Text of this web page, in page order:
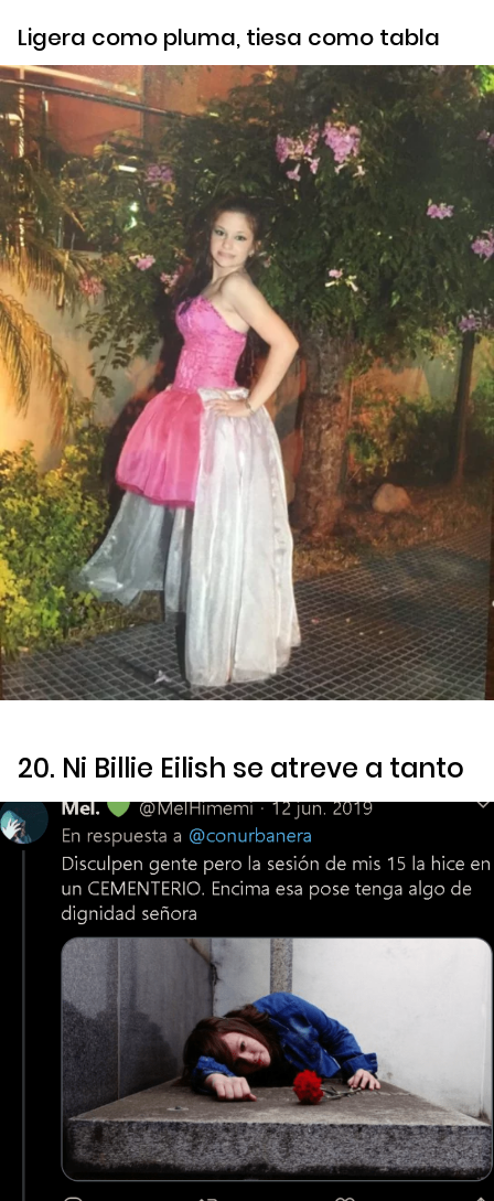
Ligera como pluma, tiesa como tabla
20. Ni Billie Eilish se atreve a tanto